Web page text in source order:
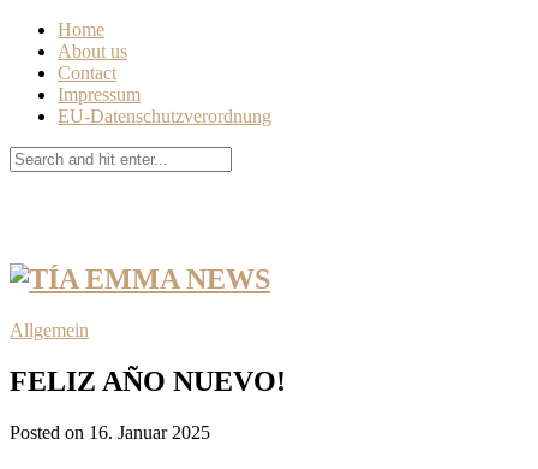
Home
About us
Contact
Impressum
EU-Datenschutzverordnung
Allgemein
FELIZ AÑO NUEVO!
Posted on 16. Januar 2025